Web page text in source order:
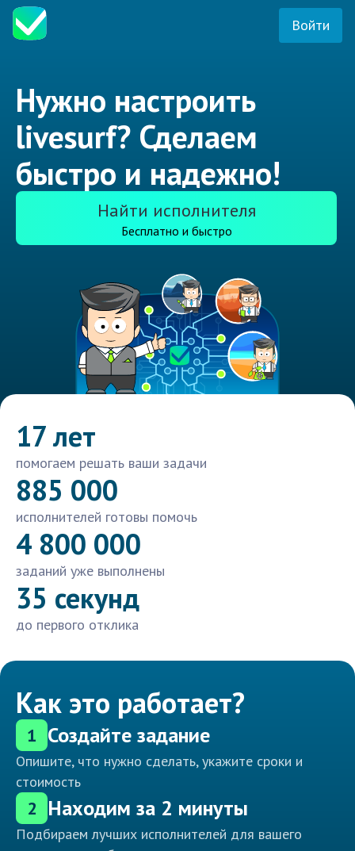
Войти
Нужно настроить
livesurf? Сделаем
быстро и надежно!
Найти исполнителя
Бесплатно и быстро
17 лет
помогаем решать ваши задачи
885 000
исполнителей готовы помочь
4 800 000
заданий уже выполнены
35 секунд
до первого отклика
Как это работает?
1 Создайте задание
Опишите, что нужно сделать, укажите сроки и
стоимость
2 Находим за 2 минуты
Подбираем лучших исполнителей для вашего